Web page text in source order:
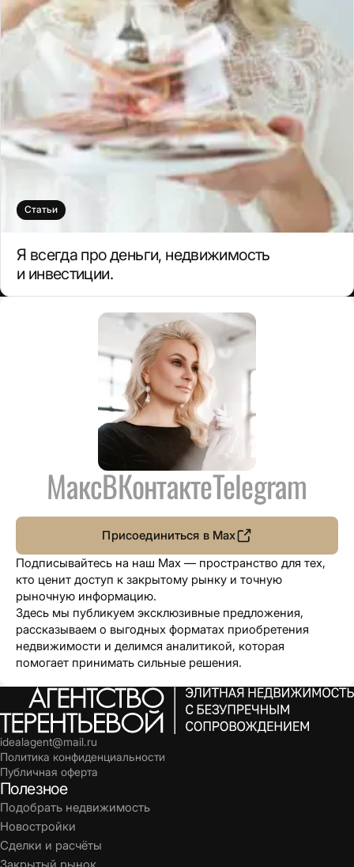
Статьи
Я всегда про деньги, недвижимость
и инвестиции.
МаксВКонтактеTelegram
Подписывайтесь на наш Max — пространство для тех,
кто ценит доступ к закрытому рынку и точную
рыночную информацию.
Здесь мы публикуем эксклюзивные предложения,
рассказываем о выгодных форматах приобретения
недвижимости и делимся аналитикой, которая
помогает принимать сильные решения.
Присоединиться в Max
idealagent@mail.ru
Политика конфиденциальности
Публичная оферта
Полезное
Подобрать недвижимость
Новостройки
Сделки и расчёты